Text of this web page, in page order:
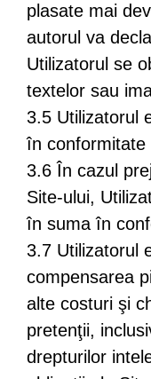
plasate mai
autorul va
Utilizatorul se
textelor sau
3.5 Utilizatorul
în conformitate
3.6 În cazul
Site-ului,
în suma în
3.7 Utilizatorul
compensarea
alte costuri şi
pretenţii,
drepturilor